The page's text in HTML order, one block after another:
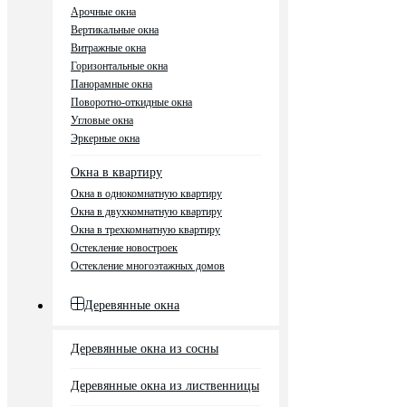
Арочные окна
Вертикальные окна
Витражные окна
Горизонтальные окна
Панорамные окна
Поворотно-откидные окна
Угловые окна
Эркерные окна
Окна в квартиру
Окна в однокомнатную квартиру
Окна в двухкомнатную квартиру
Окна в трехкомнатную квартиру
Остекление новостроек
Остекление многоэтажных домов
Деревянные окна
Деревянные окна из сосны
Деревянные окна из лиственницы